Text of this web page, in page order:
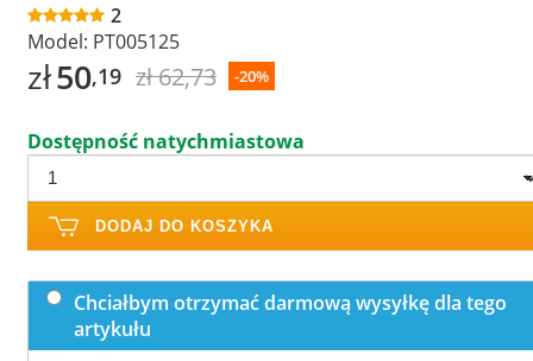
2
Model: PT005125
zł50,19 zł 62,73 -20%
Dostępność natychmiastowa
DODAJ DO KOSZYKA
Chciałbym otrzymać darmową wysyłkę dla tego
artykułu